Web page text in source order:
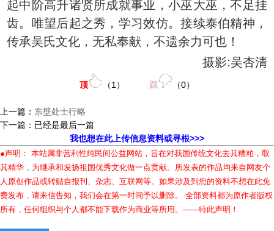
起中阶高升诸贤所成就事业，小巫大巫，不足挂
齿。唯望后起之秀，学习效仿。接续泰伯精神，
传承吴氏文化，无私奉献，不遗余力可也！
摄影:吴杏清
顶 （1 ） 踩 （0）
上一篇： 东壁处士行略
下一篇：已经是最后一篇
我也想在此上传信息资料或寻根>>>
●声明： 本站属非营利性纯民间公益网站，旨在对我国传统文化去其糟粕，取
其精华，为继承和发扬祖国优秀文化做一点贡献。所发表的作品均来自网友个
人原创作品或转贴自报刊、杂志、互联网等。如果涉及到您的资料不想在此免
费发布，请来信告知，我们会在第一时间予以删除。 全部资料都为原作者版权
所有，任何组织与个人都不能下载作为商业等所用。——特此声明！